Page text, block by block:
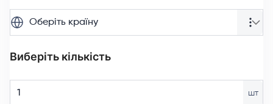
Оберіть країну
Виберіть кількість
шт